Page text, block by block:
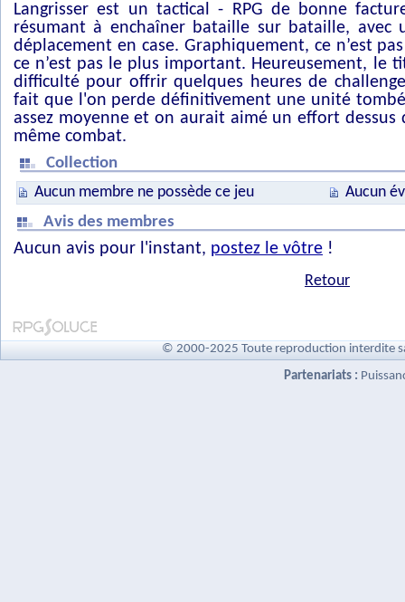
Langrisser est un tactical - RPG de bonne
résumant à enchaîner bataille sur bataille,
déplacement en case. Graphiquement, ce n’est
ce n’est pas le plus important. Heureusement, le
difficulté pour offrir quelques heures de
fait que l'on perde définitivement une unité
assez moyenne et on aurait aimé un effort dessus
même combat.
Collection
Aucun membre ne possède ce jeu
Aucun
Avis des membres
Aucun avis pour l'instant, postez le vôtre !
Retour
© 2000-2025 Toute reproduction interdite
Partenariats :